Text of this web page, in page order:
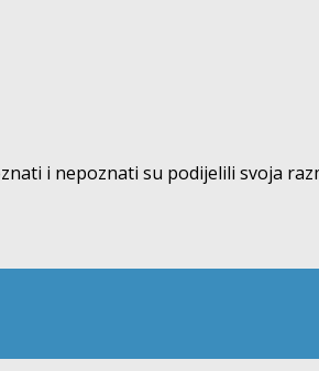
i nepoznati su podijelili svoja